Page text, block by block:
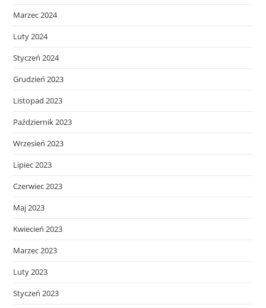
Marzec 2024
Luty 2024
Styczeń 2024
Grudzień 2023
Listopad 2023
Październik 2023
Wrzesień 2023
Lipiec 2023
Czerwiec 2023
Maj 2023
Kwiecień 2023
Marzec 2023
Luty 2023
Styczeń 2023